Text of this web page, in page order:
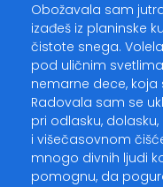
Obožavala sam
izađeš iz planinske
čistote snega.
pod uličnim
nemarne dece, koja
Radovala sam se
pri odlasku,
i višečasovnom
mnogo divnih ljudi
pomognu, da